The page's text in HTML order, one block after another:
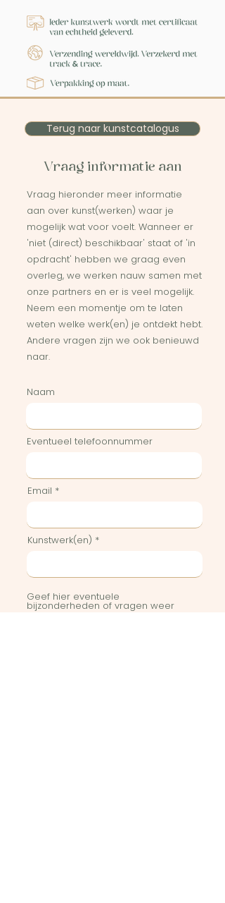
Terug naar kunstcatalogus
Vraag informatie aan
Vraag hieronder meer informatie
aan over kunst(werken) waar je
mogelijk wat voor voelt. Wanneer er
'niet (direct) beschikbaar' staat of 'in
opdracht' hebben we graag even
overleg, we werken nauw samen met
onze partners en er is veel mogelijk.
Neem een momentje om te laten
weten welke werk(en) je ontdekt hebt.
Andere vragen zijn we ook benieuwd
naar.
Naam
Eventueel telefoonnummer
Email
Kunstwerk(en)
Geef hier eventuele
bijzonderheden of vragen weer